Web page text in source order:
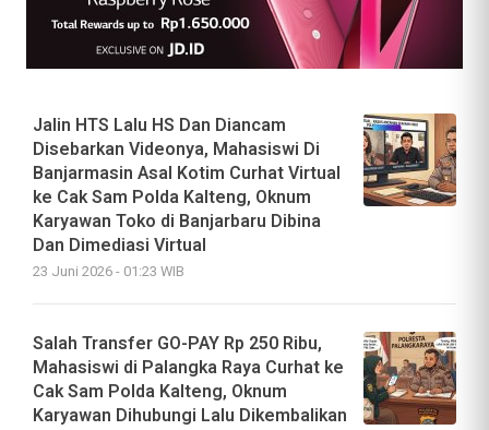
Jalin HTS Lalu HS Dan Diancam
Disebarkan Videonya, Mahasiswi Di
Banjarmasin Asal Kotim Curhat Virtual
ke Cak Sam Polda Kalteng, Oknum
Karyawan Toko di Banjarbaru Dibina
Dan Dimediasi Virtual
23 Juni 2026 - 01:23 WIB
Salah Transfer GO-PAY Rp 250 Ribu,
Mahasiswi di Palangka Raya Curhat ke
Cak Sam Polda Kalteng, Oknum
Karyawan Dihubungi Lalu Dikembalikan